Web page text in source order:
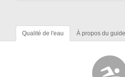
Qualité de l'eau À propos du guide